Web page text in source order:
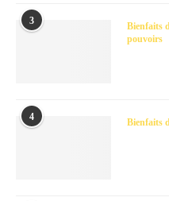
3
Bienfaits
pouvoirs
4 Bienfaits